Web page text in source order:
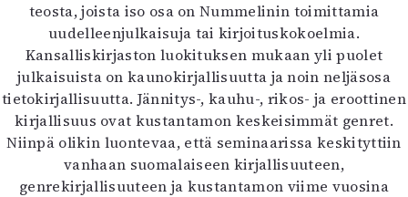
Lehdet
4/2026
2–3/2026
1/2026
6/2025
5/2025 saame
5/2025
Lehtiarkisto
teosta, joista iso osa on Nummelinin toimittamia
uudelleenjulkaisuja tai kirjoituskokoelmia.
Kansalliskirjaston luokituksen mukaan yli puolet
julkaisuista on kaunokirjallisuutta ja noin neljäsosa
tietokirjallisuutta. Jännitys-, kauhu-, rikos- ja eroottinen
kirjallisuus ovat kustantamon keskeisimmät genret.
Niinpä olikin luontevaa, että seminaarissa keskityttiin
vanhaan suomalaiseen kirjallisuuteen,
genrekirjallisuuteen ja kustantamon viime vuosina